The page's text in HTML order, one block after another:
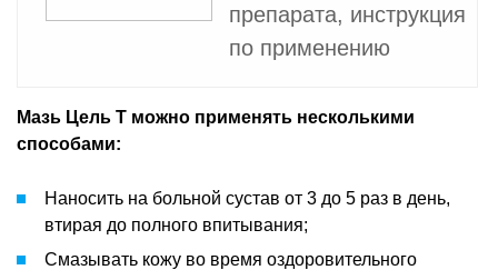
препарата, инструкция
по применению
Мазь Цель Т можно применять несколькими
способами:
Наносить на больной сустав от 3 до 5 раз в день,
втирая до полного впитывания;
Смазывать кожу во время оздоровительного